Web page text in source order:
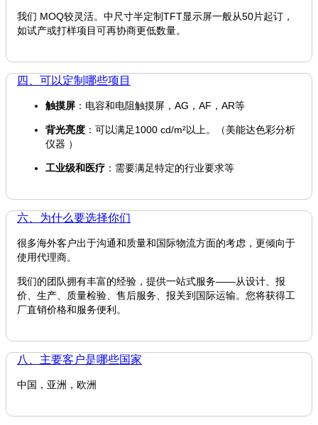
我们 MOQ较灵活。中尺寸半定制TFT显示屏一般从50片起订，
如试产或打样项目可再协商更低数量。
四、可以定制哪些项目
触摸屏 ：电容和电阻触摸屏，AG，AF，AR等
背光亮度 ：可以满足1000 cd/m²以上。（美能达色彩分析
仪器 ）
工业级和医疗 ：需要满足特定的行业要求等
六、为什么要选择你们
很多海外客户出于沟通和质量和国际物流方面的考虑，更倾向于
使用代理商。
我们的团队拥有丰富的经验，提供一站式服务——从设计、报
价、生产、质量检验、售后服务、报关到国际运输。您将获得工
厂直销价格和服务便利。
八、主要客户是哪些国家
中国，亚洲，欧洲